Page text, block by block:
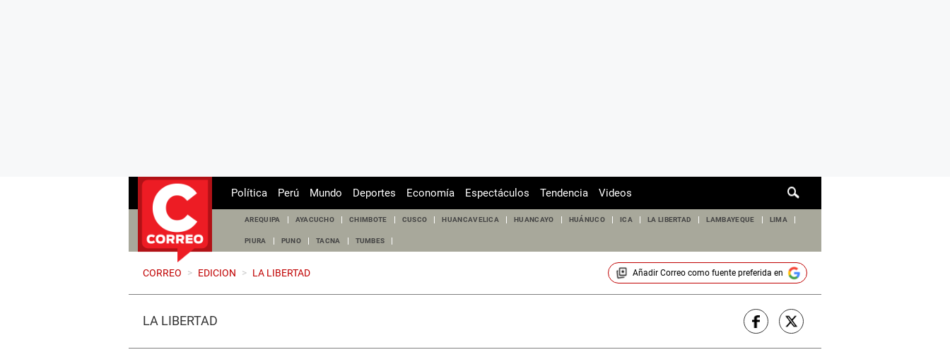
de
Política Perú Mundo Deportes Economía Espectáculos Tendencia Videos
AREQUIPA AYACUCHO CHIMBOTE CUSCO HUANCAVELICA HUANCAYO HUÁNUCO ICA LA LIBERTAD LAMBAYEQUE LIMA
PIURA PUNO TACNA TUMBES
CORREO > EDICION > LA LIBERTAD Añadir Correocomo fuente preferida en
LA LIBERTAD